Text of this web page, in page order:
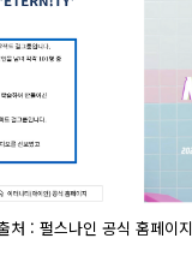
처 : 펄스나인 공식 홈페이지